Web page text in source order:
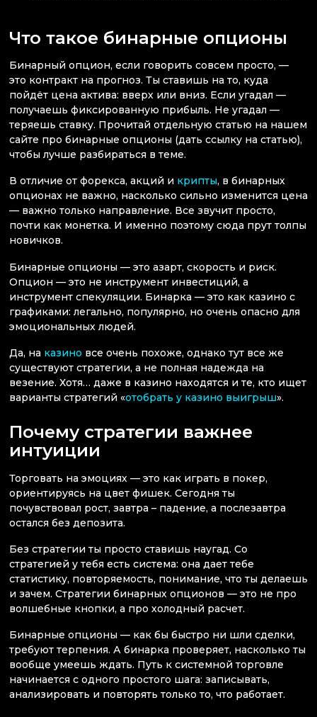
Что такое бинарные опционы
Бинарный опцион, если говорить совсем просто, —
это контракт на прогноз. Ты ставишь на то, куда
пойдёт цена актива: вверх или вниз. Если угадал —
получаешь фиксированную прибыль. Не угадал —
теряешь ставку. Прочитай отдельную статью на нашем
сайте про бинарные опционы (дать ссылку на статью),
чтобы лучше разбираться в теме.
В отличие от форекса, акций и крипты, в бинарных
опционах не важно, насколько сильно изменится цена
— важно только направление. Все звучит просто,
почти как монетка. И именно поэтому сюда прут толпы
новичков.
Бинарные опционы — это азарт, скорость и риск.
Опцион — это не инструмент инвестиций, а
инструмент спекуляции. Бинарка — это как казино с
графиками: легально, популярно, но очень опасно для
эмоциональных людей.
Да, на казино все очень похоже, однако тут все же
существуют стратегии, а не полная надежда на
везение. Хотя… даже в казино находятся и те, кто ищет
варианты стратегий «отобрать у казино выигрыш».
Почему стратегии важнее
интуиции
Торговать на эмоциях — это как играть в покер,
ориентируясь на цвет фишек. Сегодня ты
почувствовал рост, завтра – падение, а послезавтра
остался без депозита.
Без стратегии ты просто ставишь наугад. Со
стратегией у тебя есть система: она дает тебе
статистику, повторяемость, понимание, что ты делаешь
и зачем. Стратегии бинарных опционов — это не про
волшебные кнопки, а про холодный расчет.
Бинарные опционы — как бы быстро ни шли сделки,
требуют терпения. А бинарка проверяет, насколько ты
вообще умеешь ждать. Путь к системной торговле
начинается с одного простого шага: записывать,
анализировать и повторять только то, что работает.